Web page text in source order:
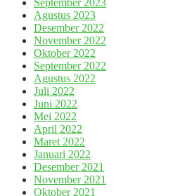
September 2023
Agustus 2023
Desember 2022
November 2022
Oktober 2022
September 2022
Agustus 2022
Juli 2022
Juni 2022
Mei 2022
April 2022
Maret 2022
Januari 2022
Desember 2021
November 2021
Oktober 2021